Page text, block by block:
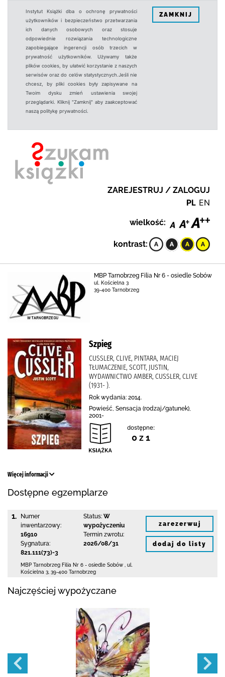
Instytut Książki dba o ochronę prywatności
użytkowników i bezpieczeństwo przetwarzania
ich danych osobowych oraz stosuje
odpowiednie rozwiązania technologiczne
zapobiegające ingerencji osób trzecich w
prywatność użytkowników. Używamy także
plików cookies, by ułatwić korzystanie z naszych
serwisów oraz do celów statystycznych.Jeśli nie
chcesz, by pliki cookies były zapisywane na
Twoim dysku zmień ustawienia swojej
przeglądarki. Kliknij "Zamknij" aby zaakceptować
naszą politykę prywatności.
ZAMKNIJ
ZAREJESTRUJ / ZALOGUJ
PL EN
wielkość:
kontrast:
MBP Tarnobrzeg Filia Nr 6 - osiedle Sobów
ul. Kościelna 3
39-400 Tarnobrzeg
Szpieg
CUSSLER, CLIVE, PINTARA, MACIEJ
TŁUMACZENIE, SCOTT, JUSTIN,
WYDAWNICTWO AMBER, CUSSLER, CLIVE
(1931- ).
Rok wydania: 2014.
Powieść, Sensacja (rodzaj/gatunek),
2001-
dostępne:
0 z 1
Więcej informacji
Dostępne egzemplarze
1.
Numer
inwentarzowy:
16910
Sygnatura:
821.111(73)-3
Status: W
wypożyczeniu
Termin zwrotu:
2026/08/31
MBP Tarnobrzeg Filia Nr 6 - osiedle Sobów
ul.
Kościelna 3 39-400 Tarnobrzeg
zarezerwuj
dodaj do listy
Najczęściej wypożyczane